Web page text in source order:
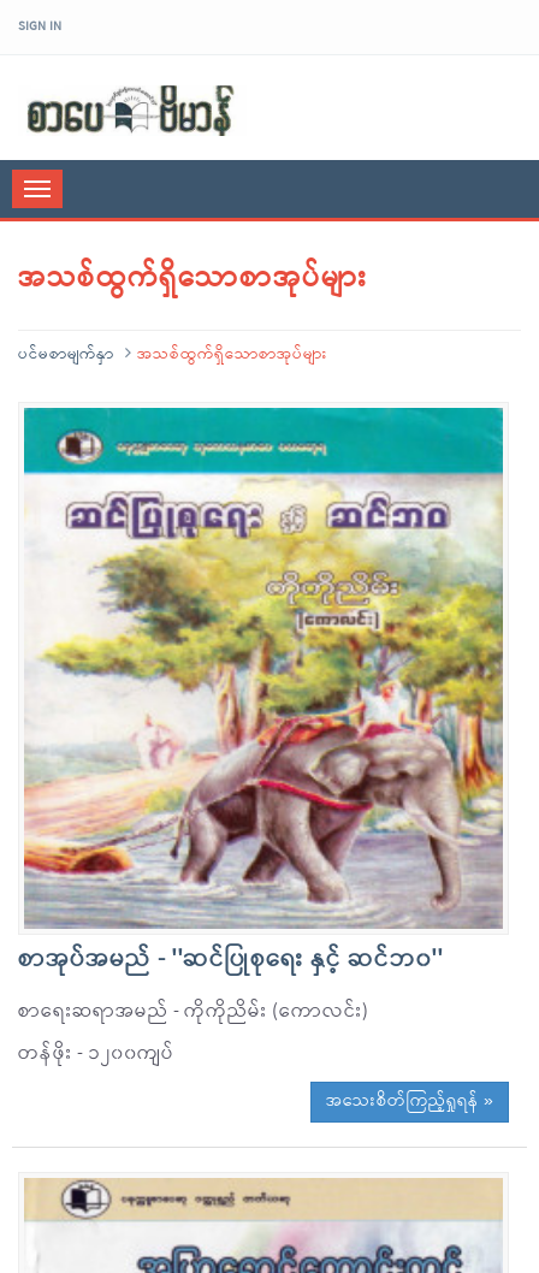
SIGN IN
Toggle
navigation
အသစ်ထွက်ရှိသောစာအုပ်များ
ပင်မစာမျက်နှာ အသစ်ထွက်ရှိသောစာအုပ်များ
စာအုပ်အမည် - ''ဆင်ပြုစုရေး နှင့် ဆင်ဘ၀''
စာရေးဆရာအမည် - ကိုကိုညိမ်း (ကောလင်း)
တန်ဖိုး - ၁၂၀၀ကျပ်
အသေးစိတ်ကြည့်ရှုရန် »